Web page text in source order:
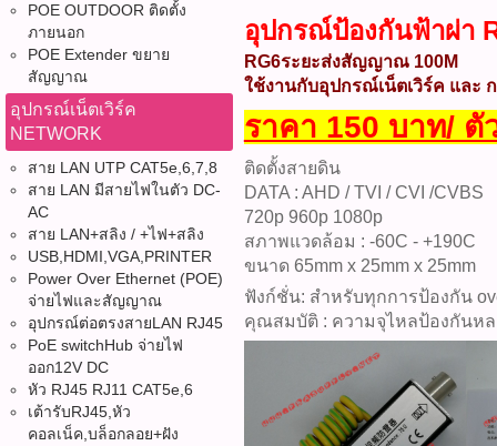
POE OUTDOOR ติดตั้ง
ภายนอก
POE Extender ขยาย
สัญญาณ
อุปกรณ์เน็ตเวิร์ค
NETWORK
สาย LAN UTP CAT5e,6,7,8
สาย LAN มีสายไฟในตัว DC-
AC
สาย LAN+สลิง / +ไฟ+สลิง
USB,HDMI,VGA,PRINTER
Power Over Ethernet (POE)
จ่ายไฟและสัญญาณ
อุปกรณ์ต่อตรงสายLAN RJ45
PoE switchHub จ่ายไฟ
ออก12V DC
หัว RJ45 RJ11 CAT5e,6
เต้ารับRJ45,หัว
คอลเน็ค,บล็อกลอย+ฝัง
อุปกรณ์ป้องกันฟ้าผ่า
RG6ระยะส่งสัญญาณ 100M
ใช้งานกับอุปกรณ์เน็ตเวิร์ค และ
ราคา 150 บาท/ ตั
ติดตั้งสายดิน
DATA : AHD / TVI / CVI /CVBS
720p 960p 1080p
สภาพแวดล้อม : -60C - +190C
ขนาด 65mm x 25mm x 25mm
ฟังก์ชั่น: สำหรับทุกการป้องกัน
คุณสมบัติ : ความจุไหลป้องกันหล